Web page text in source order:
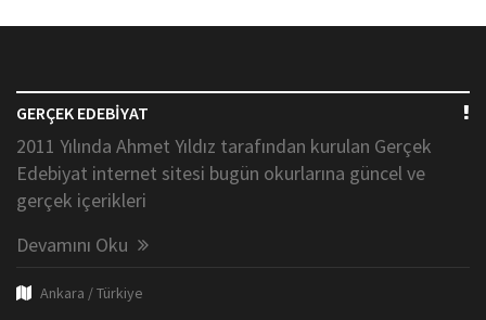
GERÇEK EDEBİYAT
2011 Yılında Ahmet Yıldız tarafından kurulan Gerçek
Edebiyat internet sitesi bugün okurlarına güncel ve
gerçek içerikleri
Devamını Oku
Ankara / Türkiye